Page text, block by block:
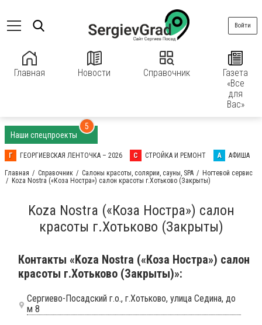
Главная Новости Справочник
Газета
«Все
для
Вас»
Войти
Наши спецпроекты
5
Г ГЕОРГИЕВСКАЯ ЛЕНТОЧКА – 2026 С СТРОЙКА И РЕМОНТ А АФИША
Главная Справочник Салоны красоты, солярии, сауны, SPA
Ногтевой сервис
Koza Nostra («Коза Ностра») салон красоты г.Хотьково (Закрыты)
Koza Nostra («Коза Ностра») салон
красоты г.Хотьково (Закрыты)
Контакты «Koza Nostra («Коза Ностра») салон
красоты г.Хотьково (Закрыты)»:
Сергиево-Посадский г.о., г.Хотьково, улица Седина, до
м 8